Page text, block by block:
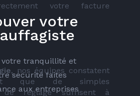
votre facture
, nos équipes constatent
que de simples
de réglage suffisent à
votre
votre tranquillité et
sécurité faites
aux entreprises